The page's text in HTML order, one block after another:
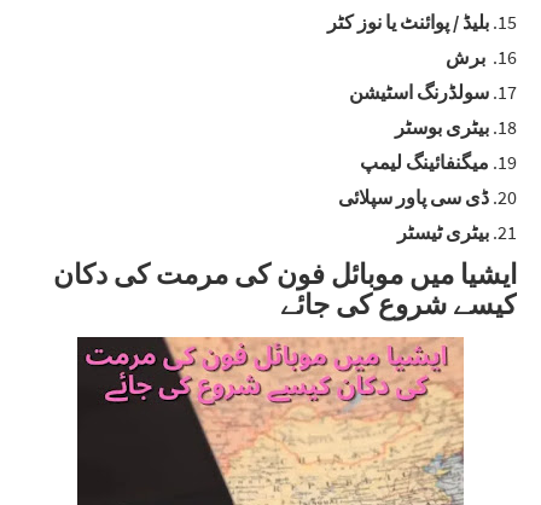
بلیڈ / پوائنٹ یا نوز کٹر
برش
سولڈرنگ اسٹیشن
بیٹری بوسٹر
میگنفائینگ لیمپ
ڈی سی پاور سپلائی
بیٹری ٹیسٹر
ایشیا میں موبائل فون کی مرمت کی دکان
کیسے شروع کی جائے